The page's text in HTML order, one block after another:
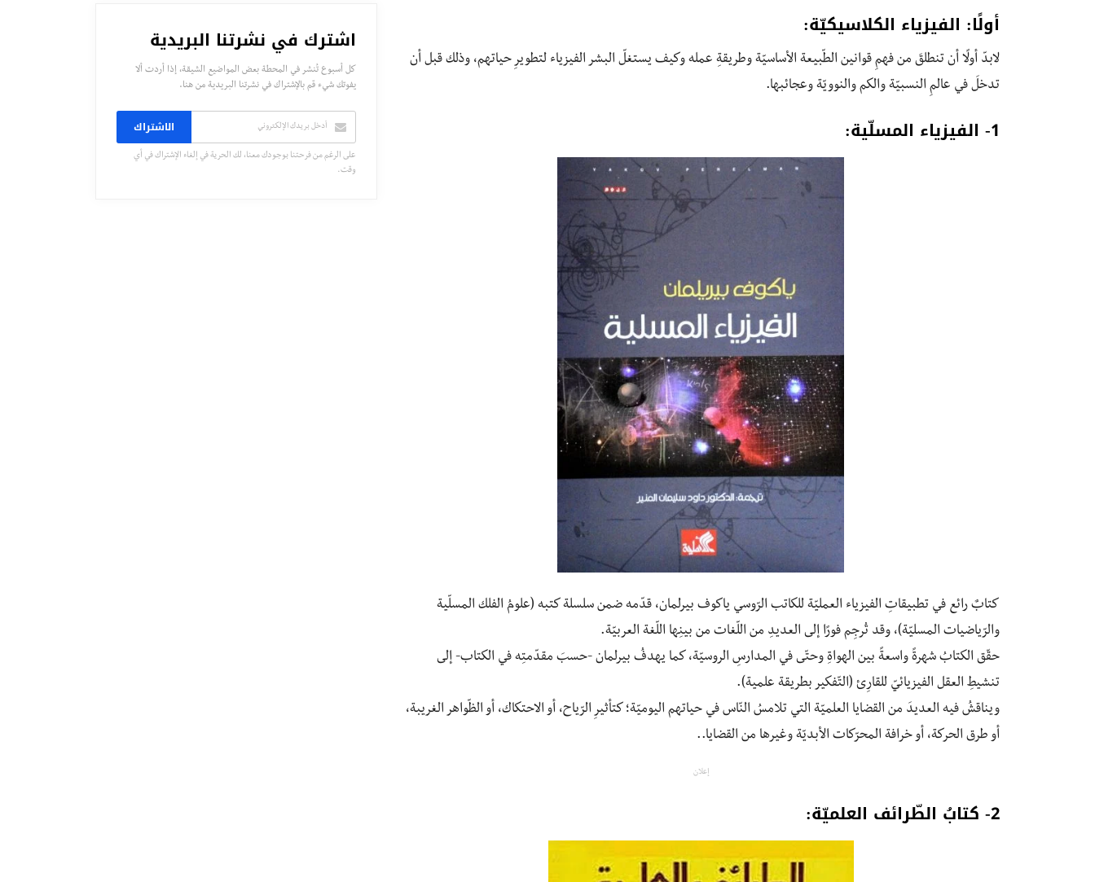
أولًا: الفيزياء الكلاسيكيّة:
لابدّ أولًا أن تنطلقَ من فهمِ قوانين الطّبيعة الأساسيّة وطريقةِ عمله وكيف يستغلّ البشر الفيزياء لتطويرِ حياتهم، وذلك قبل أن
تدخلَ في عالمِ النسبيّة والكم والنوويّة وعجائبها.
1- الفيزياء المسلّية:
كتابٌ رائع في تطبيقاتِ الفيزياء العمليّة للكاتب الرّوسي ياكوف بيرلمان، قدّمه ضمن سلسلة كتبه (علومُ الفلك المسلّية
والرّياضيات المسليّة)، وقد تُرجِم فورًا إلى العديدِ من اللّغات من بينِها اللّغة العربيّة.
حقّق الكتابُ شهرةً واسعةً بين الهواةِ وحتّى في المدارسِ الروسيّة، كما يهدفُ بيرلمان -حسبَ مقدّمتِه في الكتاب- إلى
تنشيطِ العقل الفيزيائيّ للقارِئ (التّفكير بطريقة علمية).
ويناقشُ فيه العديدَ من القضايا العلميّة التي تلامسُ النّاس في حياتهم اليوميّة؛ كتأثيرِ الرّياح، أو الاحتكاك، أو الظّواهر الغريبة،
أو طرق الحركة، أو خرافة المحرّكات الأبديّة وغيرها من القضايا..
إعلان
2- كتابُ الطّرائف العلميّة:
اشترك في نشرتنا البريدية
كل أسبوع تُنشر في المحطة بعض المواضيع الشيقة، إذا أردت ألا
يفوتك شيء قم بالإشتراك في نشرتنا البريدية من هنا.
الاشتراك
على الرغم من فرحتنا بوجودك معنا، لك الحرية في إلغاء الإشتراك في أي
وقت.